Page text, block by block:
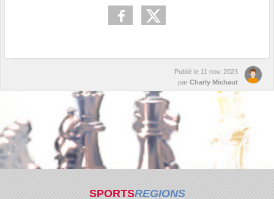
Publié le 11 nov. 2023
par Charly Michaut
SPORTSREGIONS